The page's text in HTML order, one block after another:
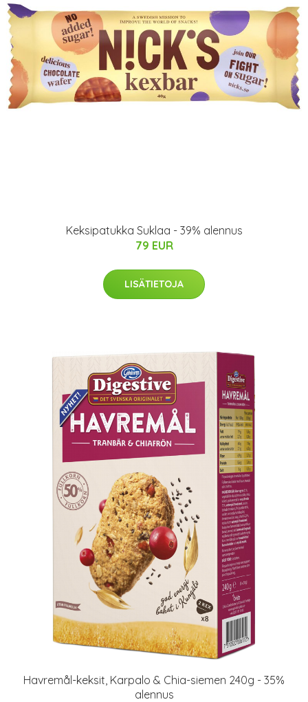
Keksipatukka Suklaa - 39% alennus
79 EUR
LISÄTIETOJA
Havremål-keksit, Karpalo & Chia-siemen 240g - 35%
alennus